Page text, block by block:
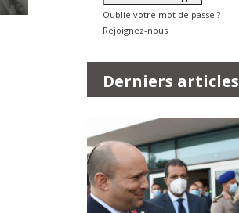
Oublié votre mot de passe ?
Rejoignez-nous
Derniers articles